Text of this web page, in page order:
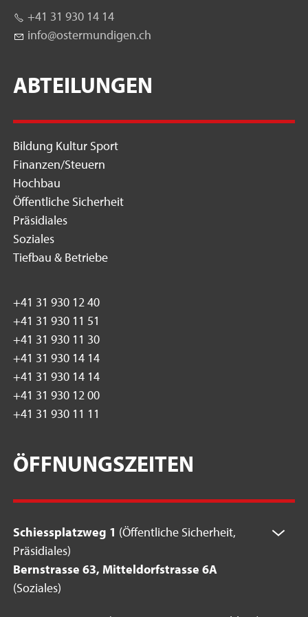
+41 31 930 14 14
nf
st rm nd g n ch
ABTEILUNGEN
Bildung Kultur Sport
Finanzen/Steuern
Hochbau
Öffentliche Sicherheit
Präsidiales
Soziales
Tiefbau & Betriebe
+41 31 930 12 40
+41 31 930 11 51
+41 31 930 11 30
+41 31 930 14 14
+41 31 930 14 14
+41 31 930 12 00
+41 31 930 11 11
ÖFFNUNGSZEITEN
Schiessplatzweg 1 (Öffentliche Sicherheit,
Präsidiales)
Bernstrasse 63, Mitteldorfstrasse 6A
(Soziales)